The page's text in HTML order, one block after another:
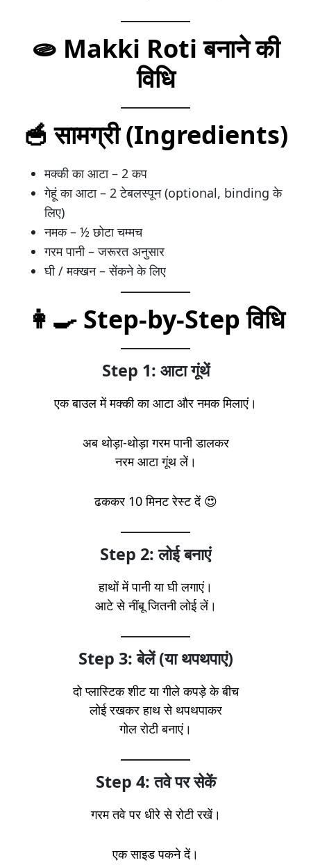
🫓 Makki Roti बनाने की
विधि
🥣 सामग्री (Ingredients)
मक्की का आटा – 2 कप
गेहूं का आटा – 2 टेबलस्पून (optional, binding के
लिए)
नमक – ½ छोटा चम्मच
गरम पानी – जरूरत अनुसार
घी / मक्खन – सेंकने के लिए
👩‍🍳 Step-by-Step विधि
Step 1: आटा गूंथें
एक बाउल में मक्की का आटा और नमक मिलाएं।
अब थोड़ा-थोड़ा गरम पानी डालकर
नरम आटा गूंथ लें।
ढककर 10 मिनट रेस्ट दें 😍
Step 2: लोई बनाएं
हाथों में पानी या घी लगाएं।
आटे से नींबू जितनी लोई लें।
Step 3: बेलें (या थपथपाएं)
दो प्लास्टिक शीट या गीले कपड़े के बीच
लोई रखकर हाथ से थपथपाकर
गोल रोटी बनाएं।
Step 4: तवे पर सेकें
गरम तवे पर धीरे से रोटी रखें।
एक साइड पकने दें।